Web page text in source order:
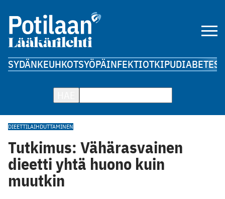
SYDÄNKEUHKOTSYÖPÄINFEKTIOTKIPUDIABETES
DIEETTILAIHDUTTAMINEN
Tutkimus: Vähärasvainen
dieetti yhtä huono kuin
muutkin